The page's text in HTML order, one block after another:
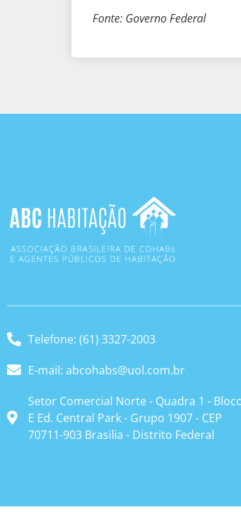
Fonte: Governo Federal
Telefone: (61) 3327-2003
E-mail: abcohabs@uol.com.br
Setor Comercial Norte - Quadra 1 -
E Ed. Central Park - Grupo 1907 - CEP
70711-903 Brasilia - Distrito Federal